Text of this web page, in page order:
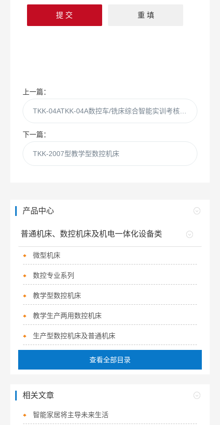
上一篇：
下一篇：
TKK-2007型教学型数控机床
产品中心
普通机床、数控机床及机电一体化设备类
微型机床
数控专业系列
教学型数控机床
教学生产两用数控机床
生产型数控机床及普通机床
查看全部目录
相关文章
智能家居将主导未来生活